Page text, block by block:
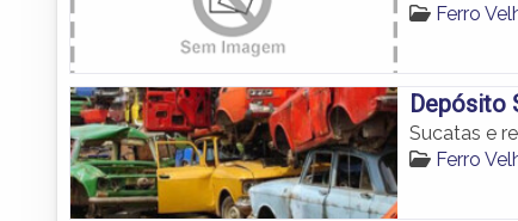
Ferro
Depósito
Sucatas e
Ferro